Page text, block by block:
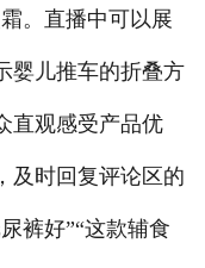
。直播中可以展
婴儿推车的折叠方
直观感受产品优
及时回复评论区的
裤好”“这款辅食